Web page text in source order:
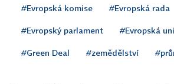
#Evropská komise #Evropská rada
#Evropský parlament #Evropská
#Green Deal #zemědělství